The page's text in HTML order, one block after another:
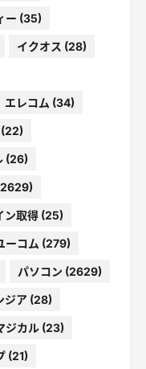
ー (35)
イクオス (28)
エレコム (34)
(22)
(26)
ン取得(25)
ーコム (279)
パソコン (2629)
ジア(28)
ジカル(23)
(21)